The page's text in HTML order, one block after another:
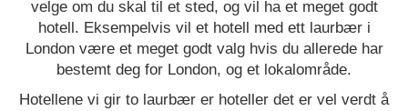
velge om du skal til et sted, og vil ha et meget godt
hotell. Eksempelvis vil et hotell med ett laurbær i
London være et meget godt valg hvis du allerede har
bestemt deg for London, og et lokalområde.
Hotellene vi gir to laurbær er hoteller det er vel verdt å